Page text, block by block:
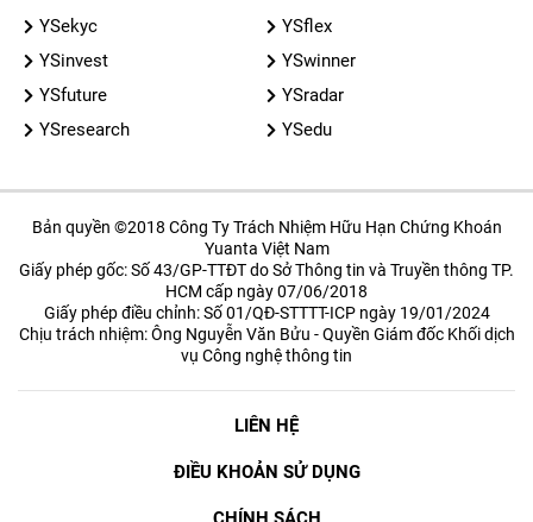
YSekyc
YSflex
YSinvest
YSwinner
YSfuture
YSradar
YSresearch
YSedu
Bản quyền ©2018 Công Ty Trách Nhiệm Hữu Hạn Chứng Khoán
Yuanta Việt Nam
Giấy phép gốc: Số 43/GP-TTĐT do Sở Thông tin và Truyền thông TP.
HCM cấp ngày 07/06/2018
Giấy phép điều chỉnh: Số 01/QĐ-STTTT-ICP ngày 19/01/2024
Chịu trách nhiệm: Ông Nguyễn Văn Bửu - Quyền Giám đốc Khối dịch
vụ Công nghệ thông tin
LIÊN HỆ
ĐIỀU KHOẢN SỬ DỤNG